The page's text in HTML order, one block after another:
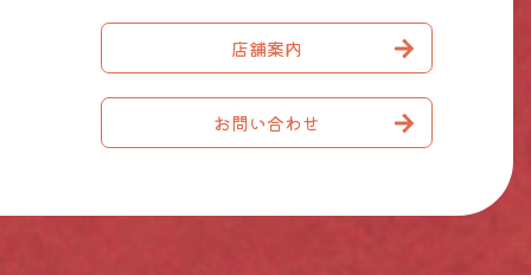
店舗案内
お問い合わせ